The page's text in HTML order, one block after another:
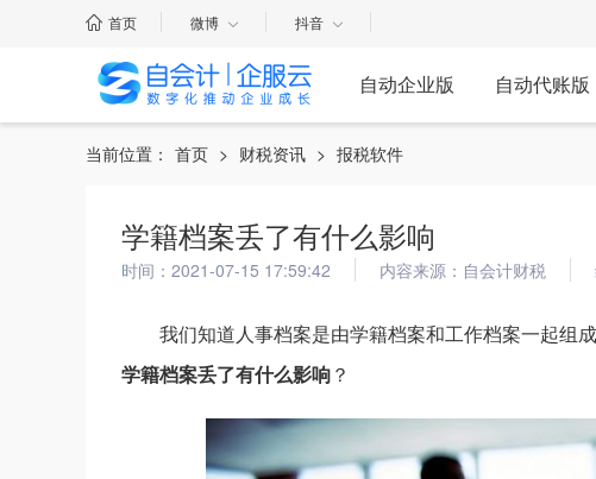
首页 微博 抖音
自动企业版 自动代账版
当前位置： 首页 > 财税资讯 > 报税软件
学籍档案丢了有什么影响
时间：2021-07-15 17:59:42 内容来源：自会计财税
我们知道人事档案是由学籍档案和工作档案一起组
学籍档案丢了有什么影响？